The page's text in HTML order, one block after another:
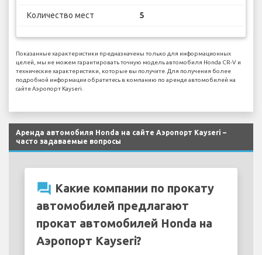
Количество мест 5
Показанные характеристики предназначены только для информационных
целей, мы не можем гарантировать точную модель автомобиля Honda CR-V и
технические характеристики, которые вы получите. Для получения более
подробной информации обратитесь в компанию по аренде автомобилей на
сайте Аэропорт Kayseri.
Аренда автомобиля Honda на сайте Аэропорт Kayseri –
часто задаваемые вопросы
question_answer Какие компании по прокату
автомобилей предлагают
прокат автомобилей Honda на
Аэропорт Kayseri?